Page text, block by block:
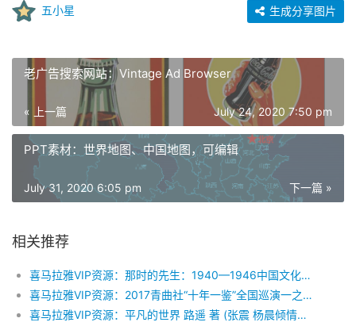
五小星 生成分享图片
老广告搜索网站：Vintage Ad Browser
« 上一篇 July 24, 2020 7:50 pm
PPT素材：世界地图、中国地图，可编辑
下一篇 »
July 31, 2020 6:05 pm
相关推荐
喜马拉雅VIP资源：那时的先生：1940—1946中国文化的根在李庄 音频下载（完结）
喜马拉雅VIP资源：2017青曲社“十年一鉴”全国巡演一之生日大Party
喜马拉雅VIP资源：平凡的世界 路遥 著 (张震 杨晨倾情演绎,独家首发) 音频下载